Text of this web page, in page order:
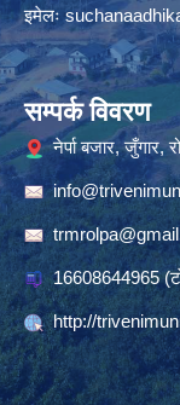
इमेलः
सम्पर्क विवरण
नेर्पा बजार, जुँगार,
16608644965
http://